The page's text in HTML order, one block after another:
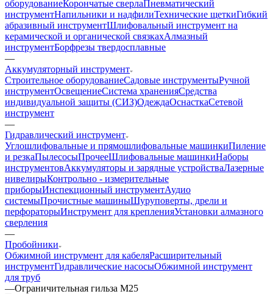
оборудованиеКорончатые сверлаПневматический
инструментНапильники и надфилиТехнические щеткиГибкий
абразивный инструментШлифовальный инструмент на
керамической и органической связкахАлмазный
инструментБорфрезы твердосплавные
—
Аккумуляторный инструмент
Строительное оборудованиеСадовые инструментыРучной
инструментОсвещениеСистема храненияСредства
индивидуальной защиты (СИЗ)ОдеждаОснасткаСетевой
инструмент
—
Гидравлический инструмент
Углошлифовальные и прямошлифовальные машинкиПиление
и резкаПылесосыПрочееШлифовальные машинкиНаборы
инструментовАккумуляторы и зарядные устройстваЛазерные
нивелирыКонтрольно - измерительные
приборыИнспекционный инструментАудио
системыПрочистные машиныШуруповерты, дрели и
перфораторыИнструмент для крепленияУстановки алмазного
сверления
—
Пробойники
Обжимной инструмент для кабеляРасширительный
инструментГидравлические насосыОбжимной инструмент
для труб
—Ограничительная гильза M25